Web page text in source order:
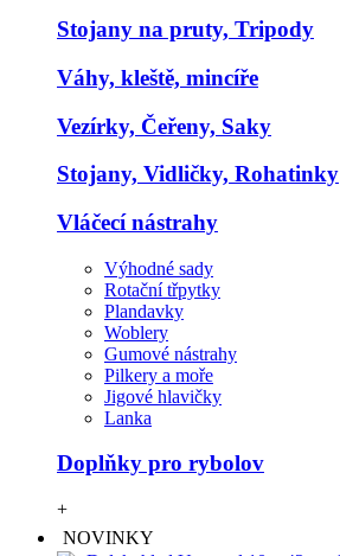
Stojany na pruty, Tripody
Váhy, kleště, mincíře
Vezírky, Čeřeny, Saky
Stojany, Vidličky, Rohatinky
Vláčecí nástrahy
Výhodné sady
Rotační třpytky
Plandavky
Woblery
Gumové nástrahy
Pilkery a moře
Jigové hlavičky
Lanka
Doplňky pro rybolov
+
NOVINKY